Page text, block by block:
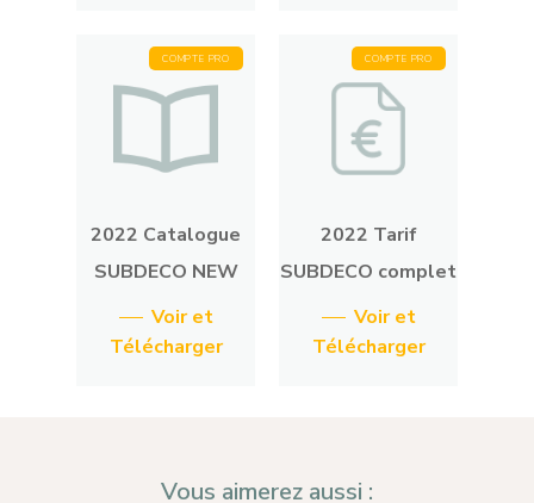
COMPTE PRO
2022 Catalogue
SUBDECO NEW
Voir et
Télécharger
COMPTE PRO
2022 Tarif
SUBDECO complet
Voir et
Télécharger
Vous aimerez aussi :